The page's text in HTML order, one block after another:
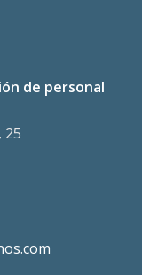
de personal
25